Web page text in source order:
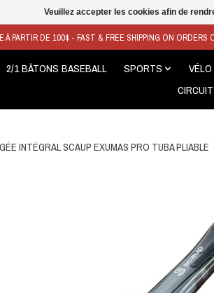
À PARTIR DE 100$ - FAST & FREE SHIPPING ON
2/1 BÂTONS BASEBALL SPORTS VÉLO
INTÉGRAL SCAUP EXUMAS PRO TUBA PLIABLE
Veuillez accepter les cookies afin de